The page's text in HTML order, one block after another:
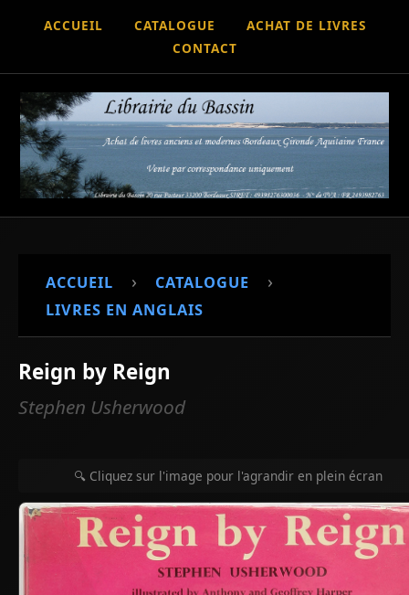
ACCUEIL CATALOGUE
ACHAT DE LIVRES
CONTACT
ACCUEIL › CATALOGUE ›
LIVRES EN ANGLAIS
Reign by Reign
Stephen Usherwood
🔍 Cliquez sur l'image pour l'agrandir en plein écran